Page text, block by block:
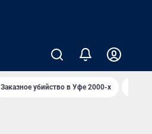
Заказное убийство в Уфе 2000-х